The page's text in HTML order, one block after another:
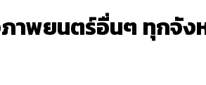
ภาพยนตร์อื่นๆ ทุกจัง